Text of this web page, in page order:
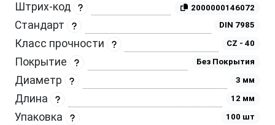
Штрих-код 2000000146072
Стандарт DIN 7985
Класс прочности CZ - 40
Покрытие Без Покрытия
Диаметр 3 мм
Длина 12 мм
Упаковка 100 шт